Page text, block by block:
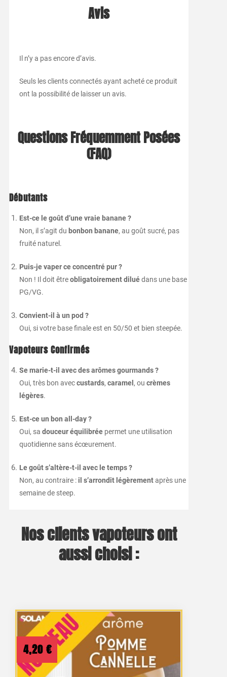
Avis
Il n’y a pas encore d’avis.
Seuls les clients connectés ayant acheté ce produit
ont la possibilité de laisser un avis.
Questions Fréquemment Posées
(FAQ)
Débutants
Est-ce le goût d’une vraie banane ?
Non, il s’agit du bonbon banane, au goût sucré, pas
fruité naturel.
Puis-je vaper ce concentré pur ?
Non ! Il doit êtreobligatoirement diluédans une base
PG/VG.
Convient-il à un pod ?
Oui, si votre base finale est en 50/50 et bien steepée.
Vapoteurs Confirmés
Se marie-t-il avec des arômes gourmands ?
Oui, très bon aveccustards, caramel , ou crèmes
légères.
Est-ce un bon all-day ?
Oui, sa douceur équilibréepermet une utilisation
quotidienne sans écœurement.
Le goût s’altère-t-il avec le temps ?
Non, au contraire : il s’arrondit légèrementaprès une
semaine de steep.
Nos clients vapoteurs ont
aussi choisi :
4,20 €